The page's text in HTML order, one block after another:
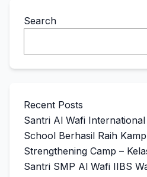
Search
Recent Posts
Santri Al Wafi
School Berhasil Raih
Strengthening Camp –
Santri SMP Al Wafi IIBS